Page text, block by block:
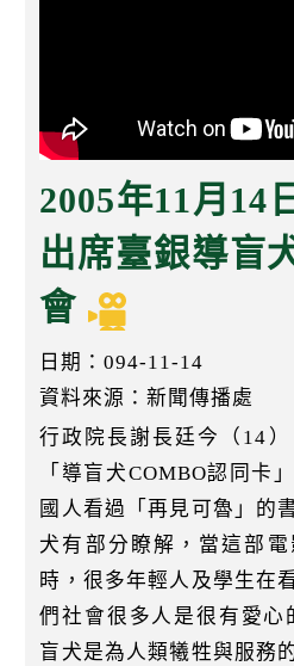
2005年11月14
出席臺銀導盲
會
日期：094-11-14
資料來源：新聞傳播處
行政院長謝長廷今（14
「導盲犬COMBO認同卡
國人看過「再見可魯」的
犬有部分瞭解，當這部
時，很多年輕人及學生在
們社會很多人是很有愛心
盲犬是為人類犧牲與服務